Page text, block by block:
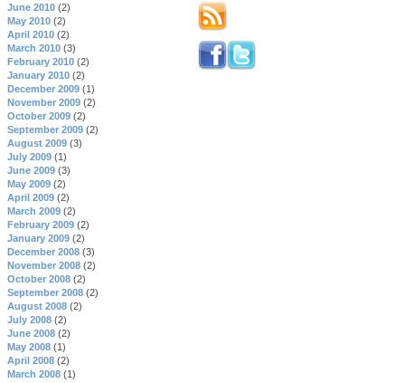
June 2010 (2)
May 2010 (2)
April 2010 (2)
March 2010 (3)
February 2010 (2)
January 2010 (2)
December 2009 (1)
November 2009 (2)
October 2009 (2)
September 2009 (2)
August 2009 (3)
July 2009 (1)
June 2009 (3)
May 2009 (2)
April 2009 (2)
March 2009 (2)
February 2009 (2)
January 2009 (2)
December 2008 (3)
November 2008 (2)
October 2008 (2)
September 2008 (2)
August 2008 (2)
July 2008 (2)
June 2008 (2)
May 2008 (1)
April 2008 (2)
March 2008 (1)